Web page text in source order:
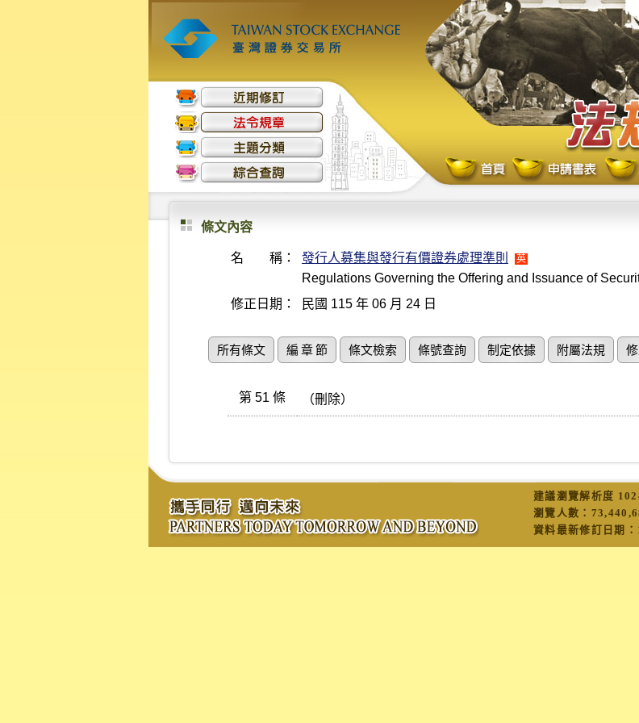
條文內容
名 稱： 發行人募集與發行有價證券處理準則 英
Regulations Governing the Offering and Issuance of
修正日期：
民國 115 年 06 月 24 日
所有條文 編 章 節 條文檢索 條號查詢 制定依據 附屬法規
第 51 條 （刪除）
建議瀏覽解析度
瀏覽人數：
資料最新修訂日期：